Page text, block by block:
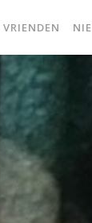
VRIENDEN